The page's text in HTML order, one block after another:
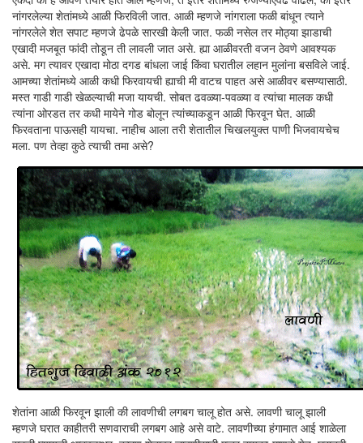
नांगरलेल्या शेतांमध्ये आळी फिरविली जात. आळी म्हणजे नांगराला फळी बांधून त्याने
नांगरलेले शेत सपाट म्हणजे ढेपळे सारखी केली जात. फळी नसेल तर मोठ्या झाडाची
एखादी मजबूत फांदी तोडून ती लावली जात असे. ह्या आळीवरती वजन ठेवणे आवश्यक
असे. मग त्यावर एखादा मोठा दगड बांधला जाई किंवा घरातील लहान मुलांना बसविले जाई.
आमच्या शेतांमध्ये आळी कधी फिरवायची ह्याची मी वाटच पाहत असे आळीवर बसण्यासाठी.
मस्त गाडी गाडी खेळल्याची मजा यायची. सोबत ढवळ्या-पवळ्या व त्यांचा मालक कधी
त्यांना ओरडत तर कधी मायेने गोड बोलून त्यांच्याकडून आळी फिरवून घेत. आळी
फिरवताना पाऊसही यायचा. नाहीच आला तरी शेतातील चिखलयुक्त पाणी भिजवायचेच
मला. पण तेव्हा कुठे त्याची तमा असे?
शेतांना आळी फिरवून झाली की लावणीची लगबग चालू होत असे. लावणी चालू झाली
म्हणजे घरात काहीतरी सणवाराची लगबग आहे असे वाटे. लावणीच्या हंगामात आई शाळेला